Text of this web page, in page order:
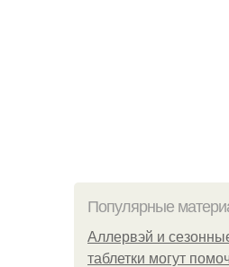
Популярные
Аллервэй и
таблетки могут